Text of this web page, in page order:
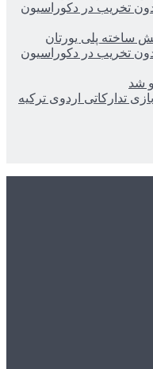
تخریب در دکوراسیون
ساخته پلی یورتان
تخریب در دکوراسیون
شد
تدارکاتی اردوی ترکیه